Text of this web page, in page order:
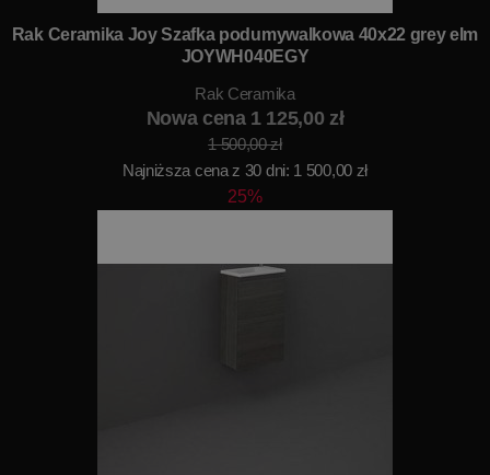
Rak Ceramika Joy Szafka podumywalkowa 40x22 grey elm
JOYWH040EGY
Rak Ceramika
Nowa cena 1 125,00 zł
1 500,00 zł
Najniższa cena z 30 dni: 1 500,00 zł
25%